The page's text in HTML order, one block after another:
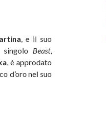
, e il suo
singolo Beast,
, è approdato
d’oro nel suo
di “Beast” (feat. Waka Flocka)